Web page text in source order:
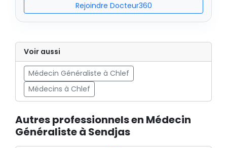
Rejoindre Docteur360
Voir aussi
Médecin Généraliste à Chlef
Médecins à Chlef
Autres professionnels en Médecin
Généraliste à Sendjas